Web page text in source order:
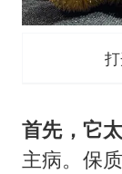
首先，它
主病。保